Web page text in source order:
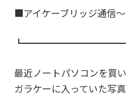
■アイケーブリッジ通信
最近ノートパソコンを買
ガラケーに入っていた写